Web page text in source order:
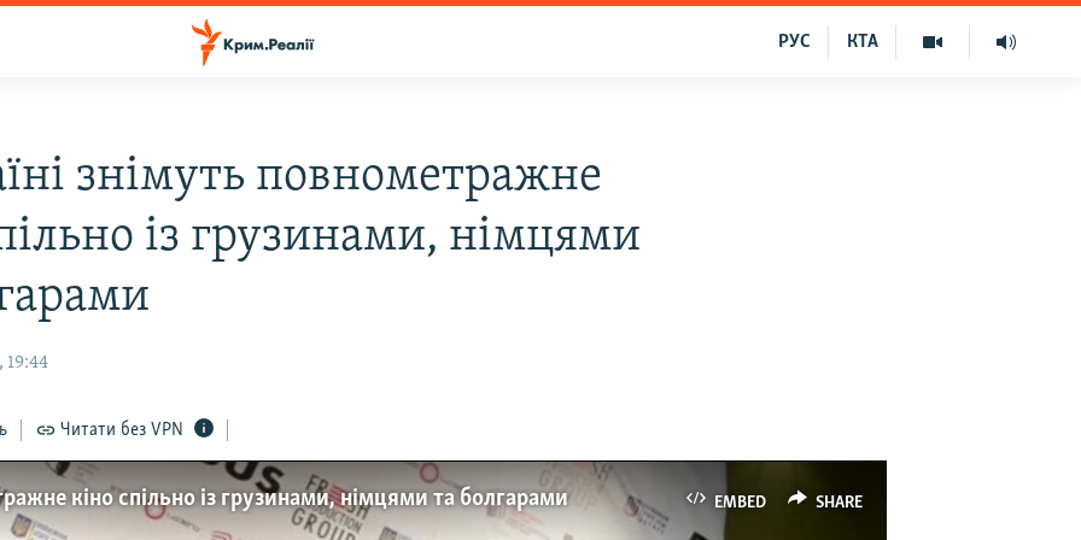
КТА
РУС
знімуть повнометражне
із грузинами, німцями
19:44
Читати без VPN
EMBED SHARE
кіно спільно із грузинами, німцями та болгарами